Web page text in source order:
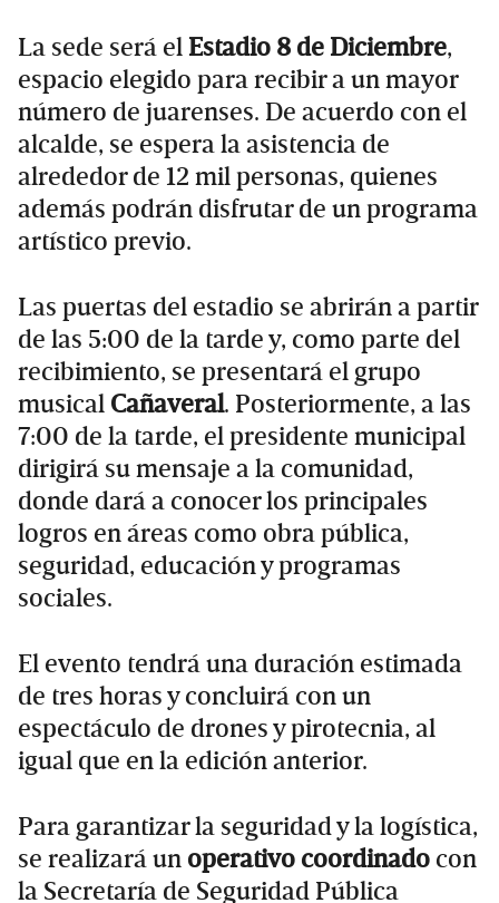
La sede será el Estadio 8 de Diciembre,
espacio elegido para recibir a un mayor
número de juarenses. De acuerdo con el
alcalde, se espera la asistencia de
alrededor de 12 mil personas, quienes
además podrán disfrutar de un programa
artístico previo.
Las puertas del estadio se abrirán a partir
de las 5:00 de la tarde y, como parte del
recibimiento, se presentará el grupo
musical Cañaveral. Posteriormente, a las
7:00 de la tarde, el presidente municipal
dirigirá su mensaje a la comunidad,
donde dará a conocer los principales
logros en áreas como obra pública,
seguridad, educación y programas
sociales.
El evento tendrá una duración estimada
de tres horas y concluirá con un
espectáculo de drones y pirotecnia, al
igual que en la edición anterior.
Para garantizar la seguridad y la logística,
se realizará un operativo coordinado con
la Secretaría de Seguridad Pública